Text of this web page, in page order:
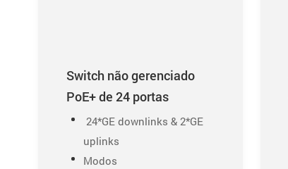
Switch não gerenciado
PoE+ de 24 portas
24*GE downlinks & 2*GE
uplinks
Modos